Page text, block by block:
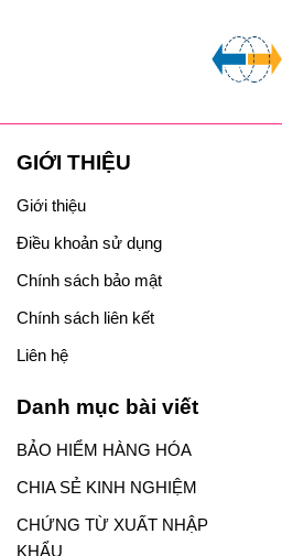
GIỚI THIỆU
Giới thiệu
Điều khoản sử dụng
Chính sách bảo mật
Chính sách liên kết
Liên hệ
Danh mục bài viết
BẢO HIỂM HÀNG HÓA
CHIA SẺ KINH NGHIỆM
CHỨNG TỪ XUẤT NHẬP
KHẨU